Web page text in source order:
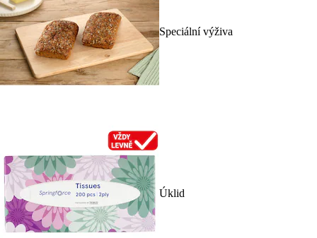
Speciální výživa
Úklid